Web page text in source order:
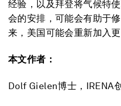
经验，以及拜登将气候特
会的安排，可能会有助于
来，美国可能会重新加入
本文作者：
Dolf Gielen博士，IRENA